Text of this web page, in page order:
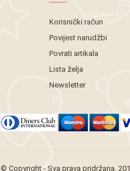
Korisnički račun
Povijest narudžbi
Povrati artikala
Lista želja
Newsletter
© Copyright - Sva prava pridržana.